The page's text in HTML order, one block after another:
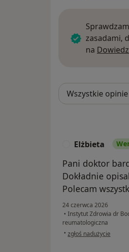
zasadami,
na
Elżbieta
Pani doktor
Dokładnie
Polecam
24 czerwca 2026
• Instytut Zdrowia dr
reumatologiczna
• w opinii użytkownika
zgłoś nadużycie